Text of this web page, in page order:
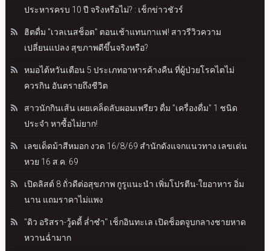
ประหารครบ 10 ปี จริงหรือไม่? : เช็กข่าวชัวร์
ฮิตดื่ม "เวลเนสช็อต" ตอนเช้าแทนกาแฟ! สาวรีวิวความ
เปลี่ยนแปลง สุขภาพดีขึ้นจริงหรือ?
หมอไต้หวันเตือน 5 ประเภทอาหารค้างคืน ที่ผู้ป่วยโรคไตไม่
ควรกิน อันตรายถึงชีวิต
สาวนักกินเส้น เผยเคล็ดลับผอมเพรียว ดื่ม "เครื่องดื่ม" 1 ชนิด
ประจำ หาซื้อไม่ยาก!
เลขเด็ดม้าสีหมอก งวด 16/8/69 สำนักดังแจกแนวทาง เลขเด่น
หวย 16 ส.ค. 69
เปิดลิสต์ 8 ถั่วดีต่อสุขภาพ กูรูแนะนำ เพิ่มโปรตีน-ใยอาหาร อิ่ม
นาน แถมราคาไม่แพง
"ดิว อริสรา-วู้ดดี้ ล่ำซำ" เช็กอินทะเล เปิดช็อตจูบกลางชายหาด
หวานฉ่ำมาก